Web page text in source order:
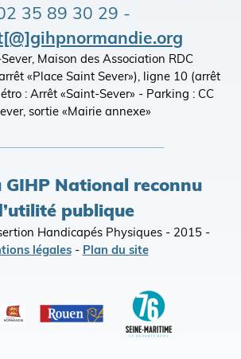
35 89 30 29 -
Maison des Association RDC
«Place Saint Sever»), ligne 10 (arrêt
: Arrêt «Saint-Sever» - Parking : CC
sortie «Mairie annexe»
National reconnu
publique
Handicapés Physiques - 2015 -
légales- Plan du site